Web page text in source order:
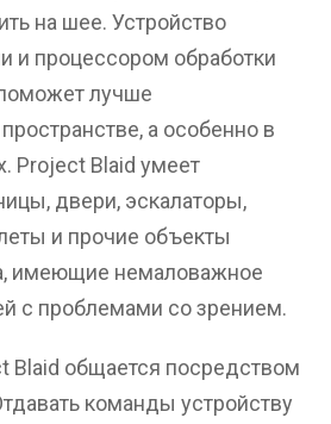
на шее. Устройство
и процессором обработки
лучше
а особенно в
Project Blaid умеет
двери, эскалаторы,
и прочие объекты
имеющие немаловажное
с проблемами со зрением.
Blaid общается посредством
команды устройству